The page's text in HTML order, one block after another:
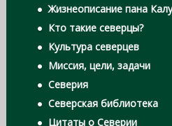
Жизнеописание пана
Кто такие северцы?
Культура северцев
Миссия, цели, задачи
Северия
Северская библиотека
Цитаты о Северии